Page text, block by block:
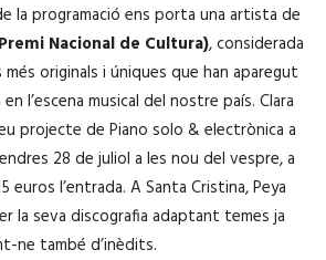
la programació ens porta una artista de
Nacional de Cultura), considerada
originals i úniques que han aparegut
l’escena musical del nostre país. Clara
projecte de Piano solo & electrònica a
28 de juliol a les nou del vespre, a
euros l’entrada. A Santa Cristina, Peya
la seva discografia adaptant temes ja
ne també d’inèdits.